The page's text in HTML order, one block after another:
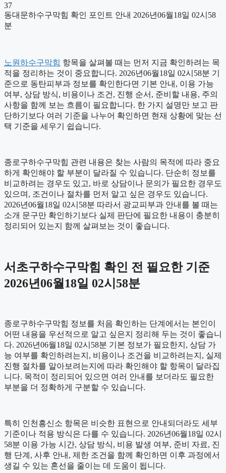
37
동대문하수구막힘 확인 포인트 안내 2026년06월18일 02시58
분
노원하수구막힘 항목을 살펴볼 때는 먼저 지금 확인하려는 목
적을 정리하는 것이 중요합니다. 2026년06월18일 02시58분 기
준으로 동탄피부과 정보를 확인한다면 기본 안내, 이용 가능
여부, 상담 방식, 비용이나 조건, 진행 순서, 준비할 내용, 주의
사항을 함께 보는 흐름이 필요합니다. 한 가지 설명만 보고 판
단하기보다 여러 기준을 나누어 확인하면 현재 상황에 맞는 선
택 기준을 세우기 쉽습니다.
종로구하수구막힘 관련 내용은 찾는 사람의 목적에 따라 중요
하게 확인해야 할 부분이 달라질 수 있습니다. 단순히 정보를
비교하려는 경우도 있고, 바로 상담이나 문의가 필요한 경우도
있으며, 조건이나 절차를 먼저 알고 싶은 경우도 있습니다.
2026년06월18일 02시58분 따라서 광교피부과 안내를 볼 때는
소개 문구만 확인하기보다 실제 판단에 필요한 내용이 충분히
정리되어 있는지 함께 살펴보는 것이 좋습니다.
서초구하수구막힘 확인 전 필요한 기준
2026년06월18일 02시58분
종로구하수구막힘 정보를 처음 확인하는 단계에서는 본인이
어떤 내용을 우선적으로 알고 싶은지 정리해 두는 것이 좋습니
다. 2026년06월18일 02시58분 기본 정보가 필요한지, 상담 가
능 여부를 확인하려는지, 비용이나 조건을 비교하려는지, 실제
진행 절차를 알아보려는지에 따라 확인해야 할 항목이 달라집
니다. 목적이 정리되어 있으면 여러 안내를 보더라도 필요한
부분을 더 정확하게 구분할 수 있습니다.
특히 인천흥신소 항목은 비슷한 표현으로 안내되더라도 세부
기준이나 적용 방식은 다를 수 있습니다. 2026년06월18일 02시
58분 이용 가능 시간, 상담 방식, 비용 발생 여부, 준비 자료, 진
행 단계, 사후 안내, 제한 조건을 함께 확인하면 이후 과정에서
생길 수 있는 혼선을 줄이는 데 도움이 됩니다.